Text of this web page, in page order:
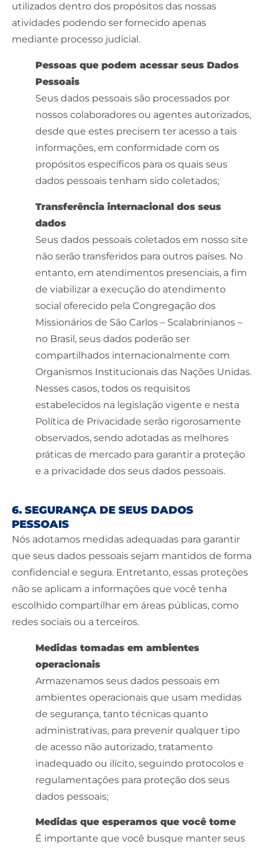
utilizados dentro dos propósitos das nossas
atividades podendo ser fornecido apenas
mediante processo judicial.
Pessoas que podem acessar seus Dados
Pessoais
Seus dados pessoais são processados por
nossos colaboradores ou agentes autorizados,
desde que estes precisem ter acesso a tais
informações, em conformidade com os
propósitos específicos para os quais seus
dados pessoais tenham sido coletados;
Transferência internacional dos seus
dados
Seus dados pessoais coletados em nosso site
não serão transferidos para outros países. No
entanto, em atendimentos presenciais, a fim
de viabilizar a execução do atendimento
social oferecido pela Congregação dos
Missionários de São Carlos – Scalabrinianos –
no Brasil, seus dados poderão ser
compartilhados internacionalmente com
Organismos Institucionais das Nações Unidas.
Nesses casos, todos os requisitos
estabelecidos na legislação vigente e nesta
Política de Privacidade serão rigorosamente
observados, sendo adotadas as melhores
práticas de mercado para garantir a proteção
e a privacidade dos seus dados pessoais.
6. SEGURANÇA DE SEUS DADOS
PESSOAIS
Nós adotamos medidas adequadas para garantir
que seus dados pessoais sejam mantidos de forma
confidencial e segura. Entretanto, essas proteções
não se aplicam a informações que você tenha
escolhido compartilhar em áreas públicas, como
redes sociais ou a terceiros.
Medidas tomadas em ambientes
operacionais
Armazenamos seus dados pessoais em
ambientes operacionais que usam medidas
de segurança, tanto técnicas quanto
administrativas, para prevenir qualquer tipo
de acesso não autorizado, tratamento
inadequado ou ilícito, seguindo protocolos e
regulamentações para proteção dos seus
dados pessoais;
Medidas que esperamos que você tome
É importante que você busque manter seus